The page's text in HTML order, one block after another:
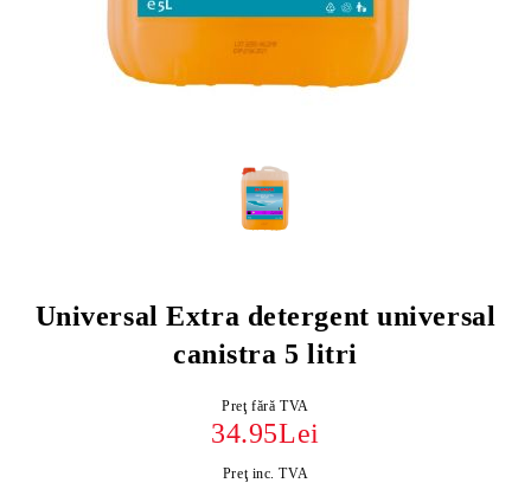
Universal Extra detergent universal
canistra 5 litri
Preţ fără TVA
34.95Lei
Preţ inc. TVA